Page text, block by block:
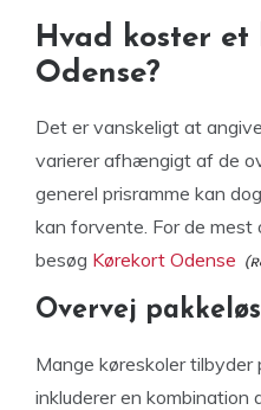
Hvad koster et
Odense?
Det er vanskeligt at
varierer afhængigt af de
generel prisramme kan
kan forvente. For de mest
besøg Kørekort Odense
Overvej
Mange køreskoler tilbyder
inkluderer en